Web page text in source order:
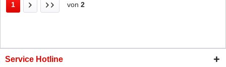
1 von 2
Service Hotline